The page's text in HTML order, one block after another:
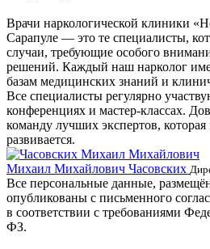
Врачи наркологической клиники
Сарапуле — это те специалисты,
случаи, требующие особого
решений. Каждый наш нарколог
базам медицинских знаний и
Все специалисты регулярно
конференциях и мастер-классах.
команду лучших экспертов, которая
развивается.
Михаил Михайлович Часовских
Все персональные данные,
опубликованы с письменного
в соответствии с требованиями
ФЗ.